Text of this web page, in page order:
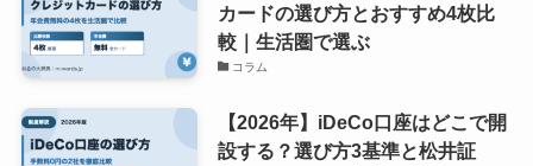
カードの選び方とおすすめ4枚比
較｜生活圏で選ぶ
コラム
【2026年】iDeCo口座はどこで開
設する？選び方3基準と松井証